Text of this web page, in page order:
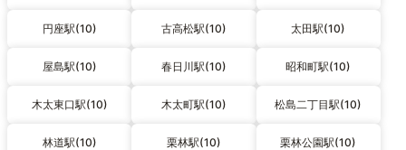
円座駅(10) 古高松駅(10) 太田駅(10)
屋島駅(10) 春日川駅(10) 昭和町駅(10)
木太東口駅(10) 木太町駅(10) 松島二丁目駅(10)
林道駅(10) 栗林駅(10) 栗林公園駅(10)